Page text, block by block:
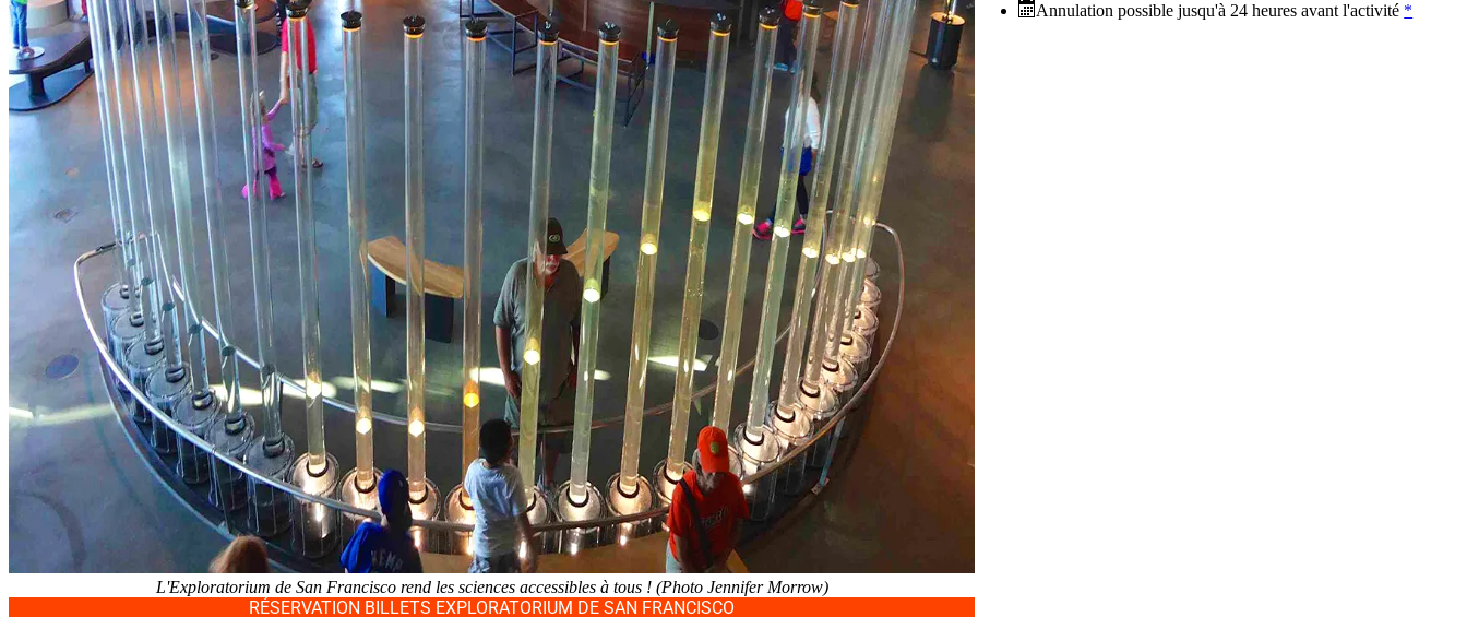
L'Exploratorium de San Francisco rend les sciences accessibles à tous ! (Photo Jennifer Morrow)
RÉSERVATION BILLETS EXPLORATORIUM DE SAN FRANCISCO
Annulation possible jusqu'à 24 heures avant l'activité *